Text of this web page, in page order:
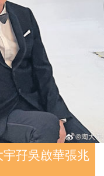
孖吳啟華張兆